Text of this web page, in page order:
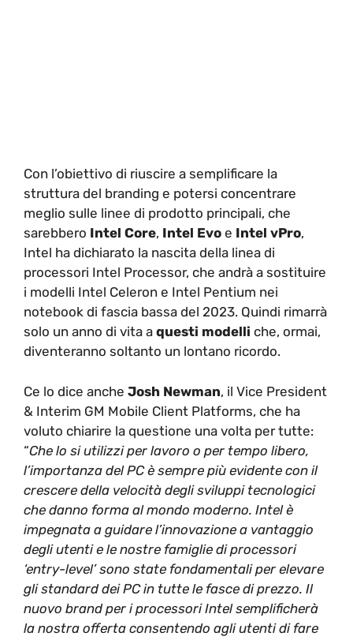
Con l’obiettivo di riuscire a semplificare la
struttura del branding e potersi concentrare
meglio sulle linee di prodotto principali, che
sarebbero Intel Core, Intel Evo e Intel vPro,
Intel ha dichiarato la nascita della linea di
processori Intel Processor, che andrà a sostituire
i modelli Intel Celeron e Intel Pentium nei
notebook di fascia bassa del 2023. Quindi rimarrà
solo un anno di vita a questi modelli che, ormai,
diventeranno soltanto un lontano ricordo.
Ce lo dice anche Josh Newman, il Vice President
& Interim GM Mobile Client Platforms, che ha
voluto chiarire la questione una volta per tutte:
“Che lo si utilizzi per lavoro o per tempo libero,
l’importanza del PC è sempre più evidente con il
crescere della velocità degli sviluppi tecnologici
che danno forma al mondo moderno. Intel è
impegnata a guidare l’innovazione a vantaggio
degli utenti e le nostre famiglie di processori
‘entry-level’ sono state fondamentali per elevare
gli standard dei PC in tutte le fasce di prezzo. Il
nuovo brand per i processori Intel semplificherà
la nostra offerta consentendo agli utenti di fare